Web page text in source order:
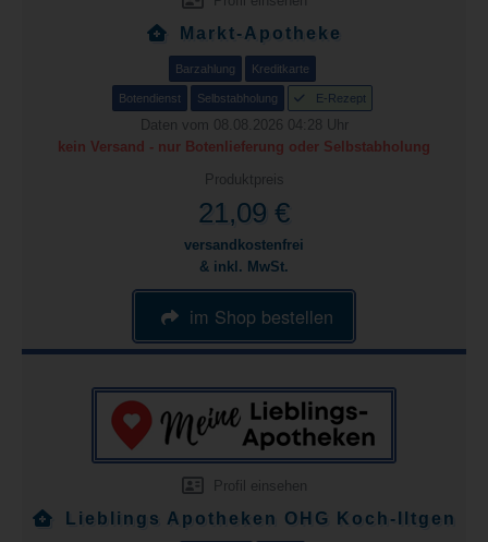
Markt-Apotheke
Barzahlung Kreditkarte
Botendienst Selbstabholung E-Rezept
Daten vom 08.08.2026 04:28 Uhr
kein Versand - nur Botenlieferung oder Selbstabholung
Produktpreis
21,09 €
versandkostenfrei
& inkl. MwSt.
im Shop bestellen
Profil einsehen
Lieblings Apotheken OHG Koch-Iltgen